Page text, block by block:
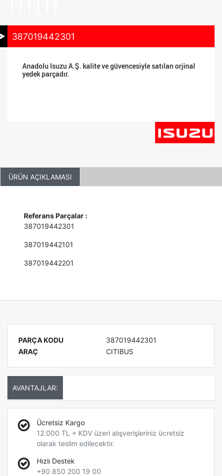
387019442301
Anadolu Isuzu A.Ş. kalite ve güvencesiyle satılan orjinal
yedek parçadır.
ÜRÜN AÇIKLAMASI
Referans Parçalar :
387019442301
387019442101
387019442201
PARÇA KODU
387019442301
ARAÇ
CITIBUS
AVANTAJLAR:
Ücretsiz Kargo
12.000 TL + KDV üzeri alışverişleriniz ücretsiz
olarak teslim edilecektir.
Hızlı Destek
+90 850 200 19 00